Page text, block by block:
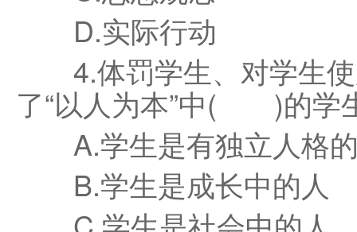
D.实际行动
4.体罚学生、对学生使
了“以人为本”中( )的学
A.学生是有独立人格
B.学生是成长中的人